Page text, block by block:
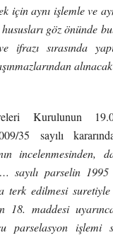
için aynı işlemle ve
hususları göz önünde
ifrazı sırasında
Kurulunun
35 sayılı
incelenmesinden,
parselin 1995
terk edilmesi suretiyle
18. maddesi
parselasyon işlemi